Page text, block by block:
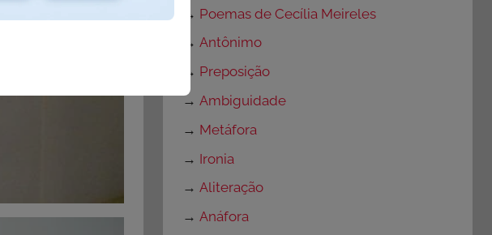
→ Poemas de Cecília Meireles
→Antônimo
→ Preposição
→Ambiguidade
→ Metáfora
→ Ironia
→Aliteração
→Anáfora